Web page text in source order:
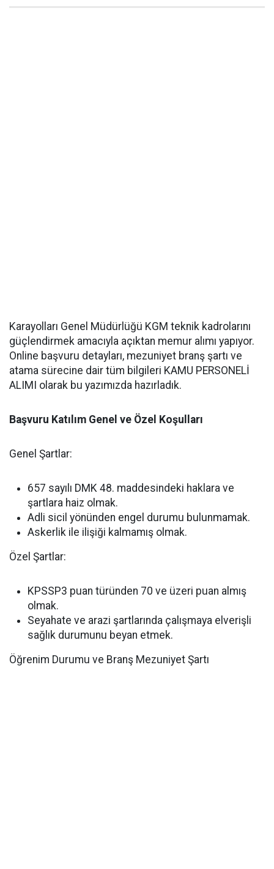
Karayolları Genel Müdürlüğü KGM teknik kadrolarını
güçlendirmek amacıyla açıktan memur alımı yapıyor.
Online başvuru detayları, mezuniyet branş şartı ve
atama sürecine dair tüm bilgileri KAMU PERSONELİ
ALIMI olarak bu yazımızda hazırladık.
Başvuru Katılım Genel ve Özel Koşulları
Genel Şartlar:
657 sayılı DMK 48. maddesindeki haklara ve
şartlara haiz olmak.
Adli sicil yönünden engel durumu bulunmamak.
Askerlik ile ilişiği kalmamış olmak.
Özel Şartlar:
KPSSP3 puan türünden 70 ve üzeri puan almış
olmak.
Seyahate ve arazi şartlarında çalışmaya elverişli
sağlık durumunu beyan etmek.
Öğrenim Durumu ve Branş Mezuniyet Şartı